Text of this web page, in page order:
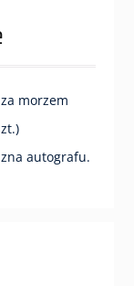
morzem
autografu.